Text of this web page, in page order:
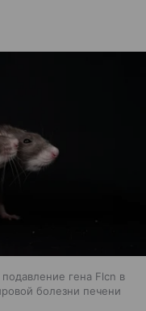
гена Flcn в
болезни печени